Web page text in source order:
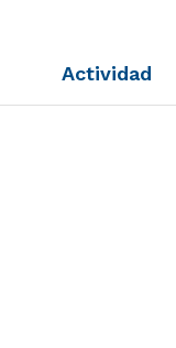
​​​Actividad